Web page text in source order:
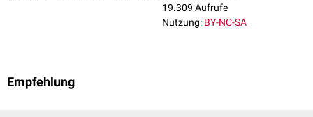
19.309 Aufrufe
Nutzung: BY-NC-SA
Empfehlung